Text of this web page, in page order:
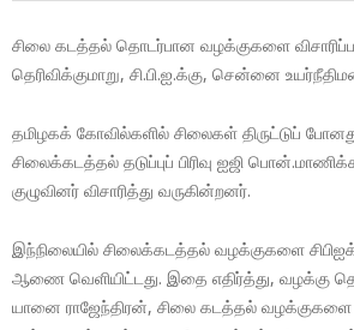
சிலை கடத்தல் தொடர்பான வழக்குகளை
தெரிவிக்குமாறு, சி.பி.ஐ.க்கு, சென்னை
தமிழகக் கோவில்களில் சிலைகள் திருட்டுப் போனது
சிலைக்கடத்தல் தடுப்புப் பிரிவு ஐஜி
குழுவினர் விசாரித்து வருகின்றனர்.
இந்நிலையில் சிலைக்கடத்தல் வழக்குகளை
ஆணை வெளியிட்டது. இதை எதிர்த்து, வழக்கு
யானை ராஜேந்திரன், சிலை கடத்தல் வழக்குகளை